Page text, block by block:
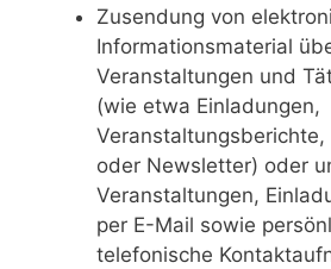
Zusendung von
Informationsmaterial
Veranstaltungen und
(wie etwa Einladungen,
Veranstaltungsberichte,
oder Newsletter) oder
Veranstaltungen,
per E-Mail sowie
telefonische